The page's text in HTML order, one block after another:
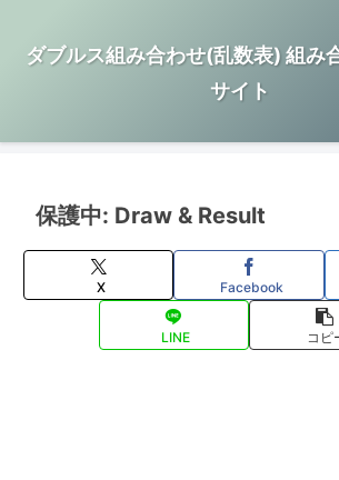
ダブルス組み合わせ(乱数表) 組み
サイト
保護中: Draw & Result
X Facebook
LINE コピ